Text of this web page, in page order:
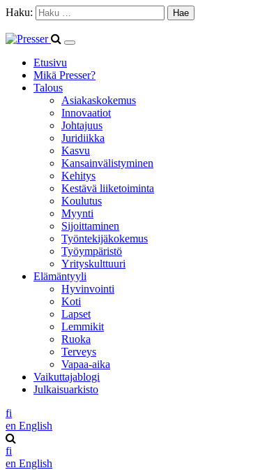
Haku:
Etusivu
Mikä Presser?
Talous
Asiakaskokemus
Innovaatiot
Johtajuus
Juridiikka
Kasvu
Kansainvälistyminen
Kehitys
Kestävä liiketoiminta
Koulutus
Myynti
Sijoittaminen
Työntekijäkokemus
Työympäristö
Yrityskulttuuri
Elämäntyyli
Hyvinvointi
Koti
Lapset
Lemmikit
Ruoka
Terveys
Vapaa-aika
Vaikuttajablogi
Julkaisuarkisto
fi
en English
fi
en English